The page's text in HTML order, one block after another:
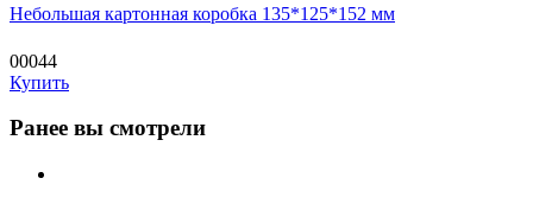
Небольшая картонная коробка 135*125*152 мм
00044
Купить
Ранее вы смотрели